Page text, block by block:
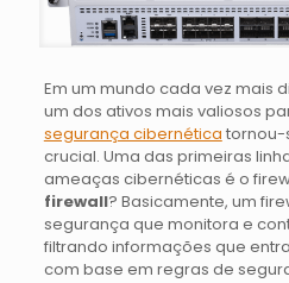
Em um mundo cada vez mais
um dos ativos mais valiosos
segurança cibernética tornou-
crucial. Uma das primeiras
ameaças cibernéticas é o
firewall? Basicamente, um
segurança que monitora e
filtrando informações que
com base em regras de